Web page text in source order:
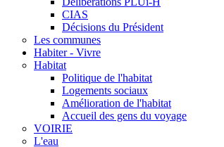
CIAS
Décisions du Président
Les communes
Habiter - Vivre
Habitat
Politique de l'habitat
Logements sociaux
Amélioration de l'habitat
Accueil des gens du voyage
VOIRIE
L'eau